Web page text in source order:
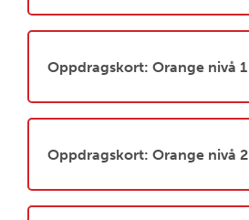
Oppdragskort: Orange nivå 1
Oppdragskort: Orange nivå 2